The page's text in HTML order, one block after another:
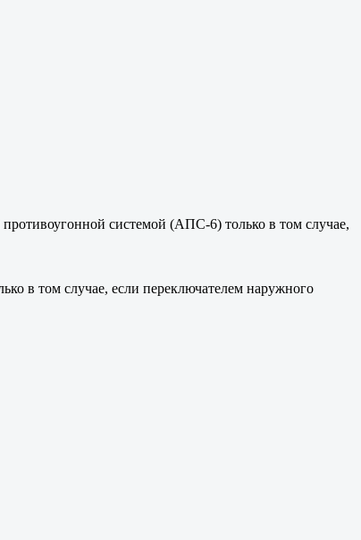
системой (АПС-6) только в том случае,
в том случае, если переключателем наружного